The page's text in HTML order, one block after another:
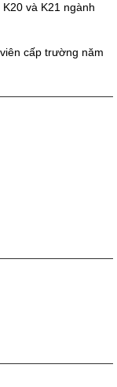
và K21 ngành
cấp trường năm